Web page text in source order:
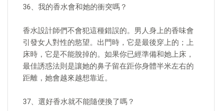
36、我的香水會和她的衝突嗎？
香水設計師們不會犯這種錯誤的。男人身上的香味會
引發女人對性的慾望。出門時，它是最後穿上的；上
床時，它是不能脫掉的。如果你已經準備和她上床，
最佳誘惑法則是讓她的鼻子留在距你身體半米左右的
距離，她會越來越想靠近。
37、選好香水就不能隨便換了嗎？